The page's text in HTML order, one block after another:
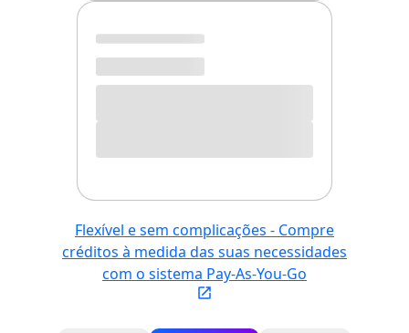
Flexível e sem complicações - Compre
créditos à medida das suas necessidades
com o sistema Pay-As-You-Go